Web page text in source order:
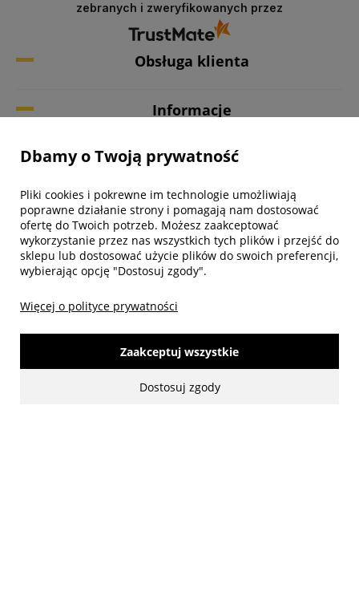
zebranych i zweryfikowanych przez
Obsługa klienta
Informacje
Twoje konto
Biuro obsługi klienta
Dbamy o Twoją prywatność
Pliki cookies i pokrewne im technologie umożliwiają
poprawne działanie strony i pomagają nam dostosować
ofertę do Twoich potrzeb. Możesz zaakceptować
wykorzystanie przez nas wszystkich tych plików i przejść do
sklepu lub dostosować użycie plików do swoich preferencji,
wybierając opcję "Dostosuj zgody".
Więcej o polityce prywatności
Dostosuj zgody
Zaakceptuj wszystkie